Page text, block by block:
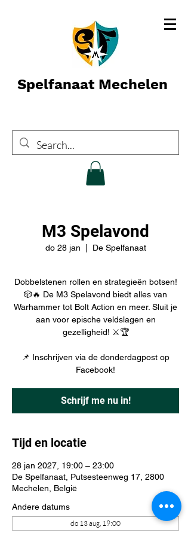
Spelfanaat Mechelen
M3 Spelavond
do 28 jan De Spelfanaat
Dobbelstenen rollen en strategieën botsen!
🎲🔥 De M3 Spelavond biedt alles van
Warhammer tot Bolt Action en meer. Sluit je
aan voor epische veldslagen en
gezelligheid! ⚔️🏆
📌 Inschrijven via de donderdagpost op
Facebook!
Schrijf me nu in!
Tijd en locatie
28 jan 2027, 19:00 – 23:00
De Spelfanaat, Putsesteenweg 17, 2800
Mechelen, België
Andere datums
do 13 aug, 19:00